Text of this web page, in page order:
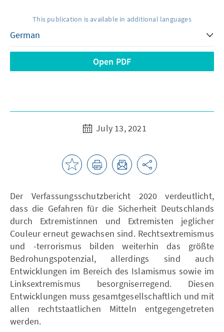
This publication is available in additional languages
Open PDF
July 13, 2021
Der Verfassungsschutzbericht 2020 verdeutlicht,
dass die Gefahren für die Sicherheit Deutschlands
durch Extremistinnen und Extremisten jeglicher
Couleur erneut gewachsen sind. Rechtsextremismus
und -terrorismus bilden weiterhin das größte
Bedrohungspotenzial, allerdings sind auch
Entwicklungen im Bereich des Islamismus sowie im
Linksextremismus besorgniserregend. Diesen
Entwicklungen muss gesamtgesellschaftlich und mit
allen rechtstaatlichen Mitteln entgegengetreten
werden.